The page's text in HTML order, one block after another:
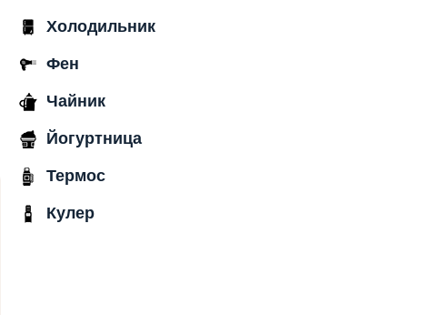
Холодильник
Фен
Чайник
Йогуртница
Термос
Кулер